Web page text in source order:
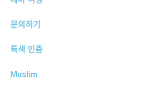
문의하기
특색 인증
Muslim